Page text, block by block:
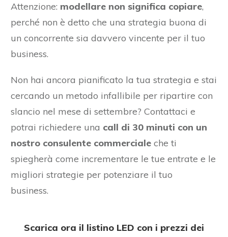
Attenzione: modellare non significa copiare,
perché non è detto che una strategia buona di
un concorrente sia davvero vincente per il tuo
business.
Non hai ancora pianificato la tua strategia e stai
cercando un metodo infallibile per ripartire con
slancio nel mese di settembre? Contattaci e
potrai richiedere una call di 30 minuti con un
nostro consulente commerciale che ti
spiegherà come incrementare le tue entrate e le
migliori strategie per potenziare il tuo
business.
Scarica ora il listino LED con i prezzi dei